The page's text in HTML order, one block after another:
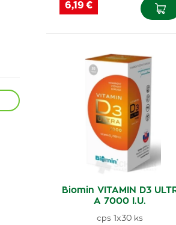
6,19 €
Biomin VITAMIN D3
A 7000 I.U.
cps 1x30 ks